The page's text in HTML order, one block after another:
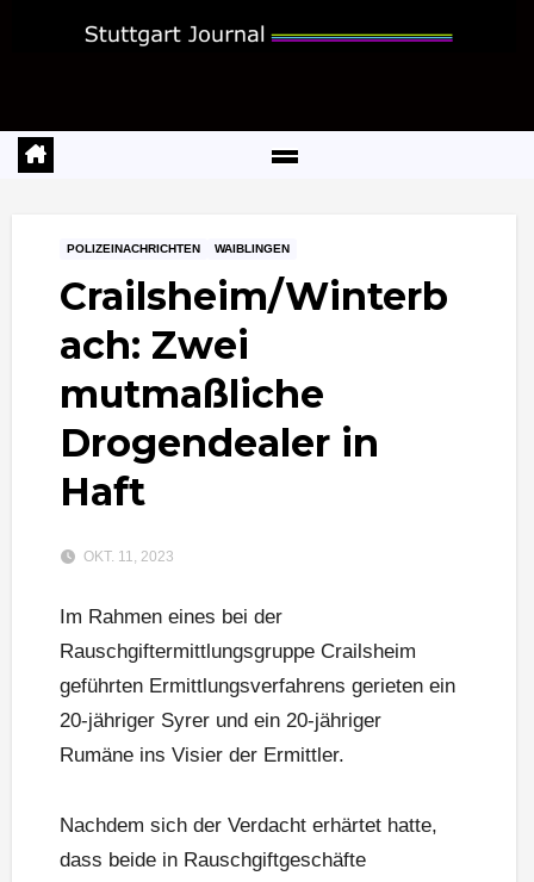
POLIZEINACHRICHTEN WAIBLINGEN
Crailsheim/Winterb
ach: Zwei
mutmaßliche
Drogendealer in
Haft
OKT. 11, 2023
Im Rahmen eines bei der
Rauschgiftermittlungsgruppe Crailsheim
geführten Ermittlungsverfahrens gerieten ein
20-jähriger Syrer und ein 20-jähriger
Rumäne ins Visier der Ermittler.
Nachdem sich der Verdacht erhärtet hatte,
dass beide in Rauschgiftgeschäfte